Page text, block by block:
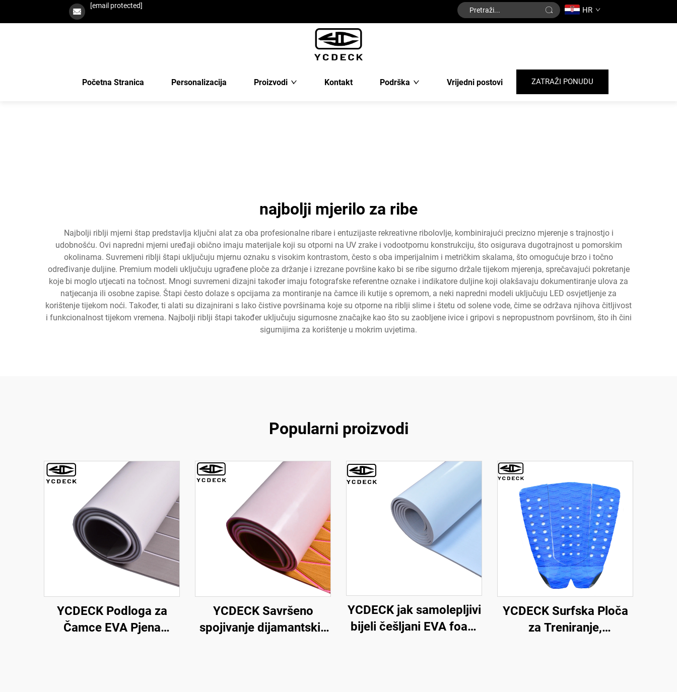
[email protected] HR
Početna Stranica Personalizacija Proizvodi Kontakt Podrška Vrijedni postovi ZATRAŽI PONUDU
najbolji mjerilo za ribe
Najbolji riblji mjerni štap predstavlja ključni alat za oba profesionalne ribare i entuzijaste rekreativne ribolovlje, kombinirajući precizno mjerenje s trajnostjo i
udobnošću. Ovi napredni mjerni uređaji obično imaju materijale koji su otporni na UV zrake i vodootpornu konstrukciju, što osigurava dugotrajnost u pomorskim
okolinama. Suvremeni riblji štapi uključuju mjernu oznaku s visokim kontrastom, često s oba imperijalnim i metričkim skalama, što omogućuje brzo i točno
određivanje duljine. Premium modeli uključuju ugrađene ploče za držanje i izrezane površine kako bi se ribe sigurno držale tijekom mjerenja, sprečavajući pokretanje
koje bi moglo utjecati na točnost. Mnogi suvremeni dizajni također imaju fotografske referentne oznake i indikatore duljine koji olakšavaju dokumentiranje ulova za
natjecanja ili osobne zapise. Štapi često dolaze s opcijama za montiranje na čamce ili kutije s opremom, a neki napredni modeli uključuju LED osvjetljenje za
korištenje tijekom noći. Također, ti alati su dizajnirani s lako čistive površinama koje su otporne na riblji slime i štetu od solene vode, čime se održava njihova čitljivost
i funkcionalnost tijekom vremena. Najbolji riblji štapi također uključuju sigurnosne značajke kao što su zaobljene ivice i gripovi s nepropustnom površinom, što ih čini
sigurnijima za korištenje u mokrim uvjetima.
Popularni proizvodi
YCDECK Podloga za
Čamce EVA Pjena
YCDECK Savršeno
spojivanje dijamantskih
YCDECK jak samolepljivi
bijeli češljani EVA foam
YCDECK Surfska Ploča
za Treniranje,